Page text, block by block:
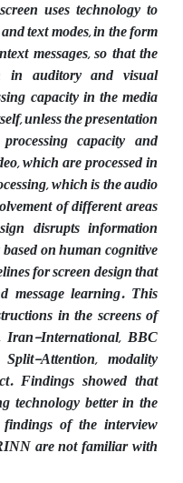
uses technology to
text modes, in the form
messages, so that the
in auditory and visual
capacity in the media
unless the presentation
capacity and
which are processed in
which is the audio
of different areas
disrupts information
on human cognitive
for screen design that
message learning. This
in the screens of
International, BBC
Attention, modality
Findings showed that
technology better in the
of the interview
are not familiar with